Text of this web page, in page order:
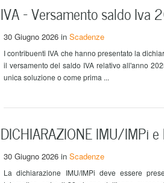
IVA – Versamento saldo Iva
30 Giugno 2026 in Scadenze
I contribuenti IVA che hanno presentato la
il versamento del saldo IVA relativo all'anno
unica soluzione o come prima ...
DICHIARAZIONE IMU/IMPi
30 Giugno 2026 in Scadenze
La dichiarazione IMU/IMPi deve essere